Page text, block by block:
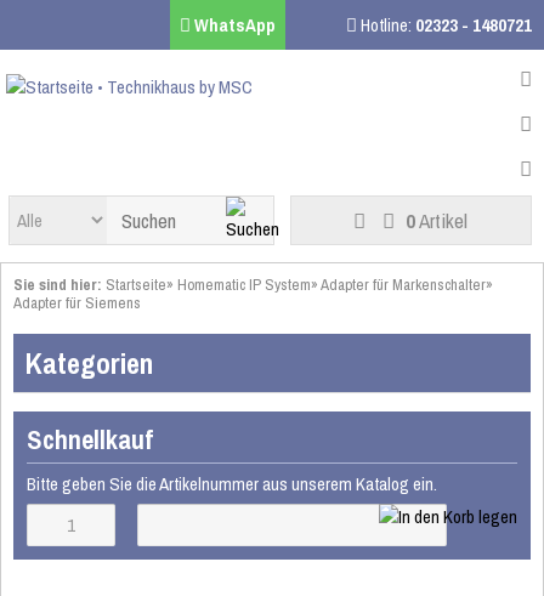
WhatsApp Hotline: 02323 - 1480721
0Artikel
Sie sind hier: Startseite» Homematic IP System»Adapter für Markenschalter»
Adapter für Siemens
Kategorien
Schnellkauf
Bitte geben Sie die Artikelnummer aus unserem Katalog ein.